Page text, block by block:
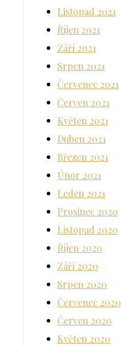
Listopad 2021
Říjen 2021
Září 2021
Srpen 2021
Červenec 2021
Červen 2021
Květen 2021
Duben 2021
Březen 2021
Únor 2021
Leden 2021
Prosinec 2020
Listopad 2020
Říjen 2020
Září 2020
Srpen 2020
Červenec 2020
Červen 2020
Květen 2020